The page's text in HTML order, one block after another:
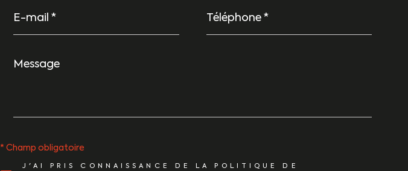
mail
*
Message
*
J'AI PRIS CONNAISSANCE DE LA POLITIQUE DE
* Champ obligatoire